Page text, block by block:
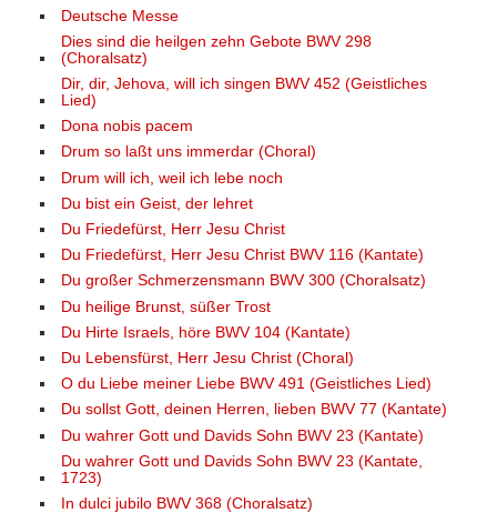
Deutsche Messe
Dies sind die heilgen zehn Gebote BWV 298
(Choralsatz)
Dir, dir, Jehova, will ich singen BWV 452 (Geistliches
Lied)
Dona nobis pacem
Drum so laßt uns immerdar (Choral)
Drum will ich, weil ich lebe noch
Du bist ein Geist, der lehret
Du Friedefürst, Herr Jesu Christ
Du Friedefürst, Herr Jesu Christ BWV 116 (Kantate)
Du großer Schmerzensmann BWV 300 (Choralsatz)
Du heilige Brunst, süßer Trost
Du Hirte Israels, höre BWV 104 (Kantate)
Du Lebensfürst, Herr Jesu Christ (Choral)
O du Liebe meiner Liebe BWV 491 (Geistliches Lied)
Du sollst Gott, deinen Herren, lieben BWV 77 (Kantate)
Du wahrer Gott und Davids Sohn BWV 23 (Kantate)
Du wahrer Gott und Davids Sohn BWV 23 (Kantate,
1723)
In dulci jubilo BWV 368 (Choralsatz)